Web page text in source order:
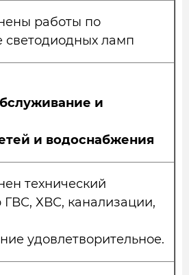
работы по
светодиодных ламп
и
и водоснабжения
технический
ГВС, ХВС, канализации,
удовлетворительное.